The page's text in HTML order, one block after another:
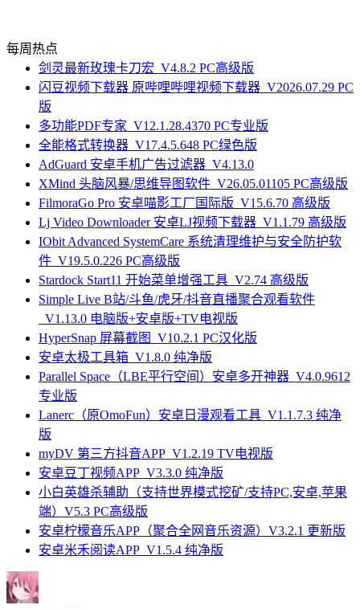
每周热点
剑灵最新玫瑰卡刀宏_V4.8.2 PC高级版
闪豆视频下载器 原哔哩哔哩视频下载器_V2026.07.29 PC
版
多功能PDF专家_V12.1.28.4370 PC专业版
全能格式转换器_V17.4.5.648 PC绿色版
AdGuard 安卓手机广告过滤器_V4.13.0
XMind 头脑风暴/思维导图软件_V26.05.01105 PC高级版
FilmoraGo Pro 安卓喵影工厂国际版_V15.6.70 高级版
Lj Video Downloader 安卓LJ视频下载器_V1.1.79 高级版
IObit Advanced SystemCare 系统清理维护与安全防护软
件_V19.5.0.226 PC高级版
Stardock Start11 开始菜单增强工具_V2.74 高级版
Simple Live B站/斗鱼/虎牙/抖音直播聚合观看软件
_V1.13.0 电脑版+安卓版+TV电视版
HyperSnap 屏幕截图_V10.2.1 PC汉化版
安卓太极工具箱_V1.8.0 纯净版
Parallel Space（LBE平行空间）安卓多开神器_V4.0.9612
专业版
Lanerc（原OmoFun）安卓日漫观看工具_V1.1.7.3 纯净
版
myDV 第三方抖音APP_V1.2.19 TV电视版
安卓豆丁视频APP_V3.3.0 纯净版
小白英雄杀辅助（支持世界模式挖矿/支持PC,安卓,苹果
端）V5.3 PC高级版
安卓柠檬音乐APP（聚合全网音乐资源）V3.2.1 更新版
安卓米禾阅读APP_V1.5.4 纯净版